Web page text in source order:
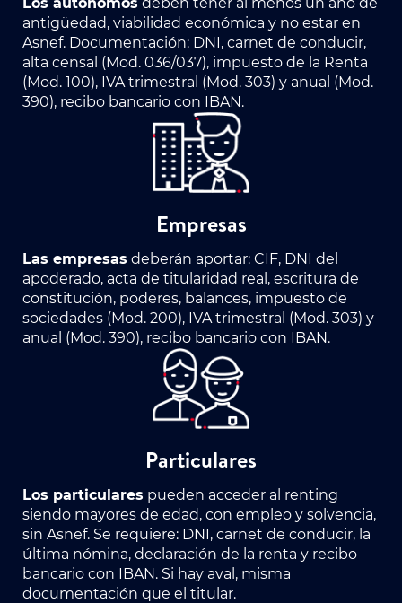
antigüedad, viabilidad económica y no estar en
Asnef. Documentación: DNI, carnet de conducir,
alta censal (Mod. 036/037), impuesto de la Renta
(Mod. 100), IVA trimestral (Mod. 303) y anual (Mod.
390), recibo bancario con IBAN.
Empresas
Las empresas deberán aportar: CIF, DNI del
apoderado, acta de titularidad real, escritura de
constitución, poderes, balances, impuesto de
sociedades (Mod. 200), IVA trimestral (Mod. 303) y
anual (Mod. 390), recibo bancario con IBAN.
Particulares
Los particulares pueden acceder al renting
siendo mayores de edad, con empleo y solvencia,
sin Asnef. Se requiere: DNI, carnet de conducir, la
última nómina, declaración de la renta y recibo
bancario con IBAN. Si hay aval, misma
documentación que el titular.